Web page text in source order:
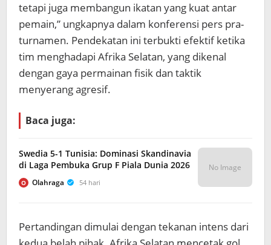
tetapi juga membangun ikatan yang kuat antar
pemain,” ungkapnya dalam konferensi pers pra-
turnamen. Pendekatan ini terbukti efektif ketika
tim menghadapi Afrika Selatan, yang dikenal
dengan gaya permainan fisik dan taktik
menyerang agresif.
Baca juga:
Swedia 5-1 Tunisia: Dominasi Skandinavia
di Laga Pembuka Grup F Piala Dunia 2026
O Olahraga 54 hari
No Image
Pertandingan dimulai dengan tekanan intens dari